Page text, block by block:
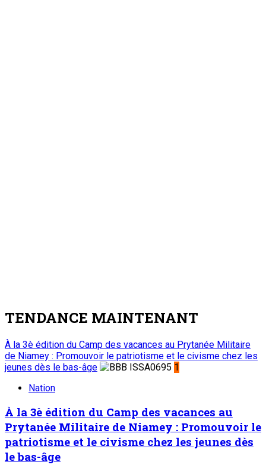
TENDANCE MAINTENANT
À la 3è édition du Camp des vacances au Prytanée Militaire
de Niamey : Promouvoir le patriotisme et le civisme chez les
jeunes dès le bas-âge
1
Nation
À la 3è édition du Camp des vacances au
Prytanée Militaire de Niamey : Promouvoir le
patriotisme et le civisme chez les jeunes dès
le bas-âge